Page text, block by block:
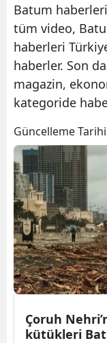
Batum
tüm video,
haberleri
haberler. Son
magazin,
kategoride
Güncelleme
Çoruh
kütükleri